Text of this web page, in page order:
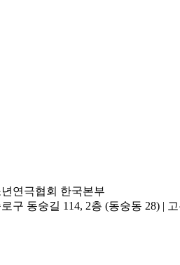
연극협회 한국본부
구 동숭길 114, 2층 (동숭동 28) |